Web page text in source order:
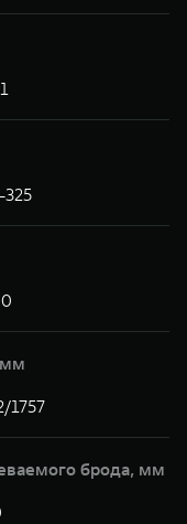
325
мм
1757
брода, мм